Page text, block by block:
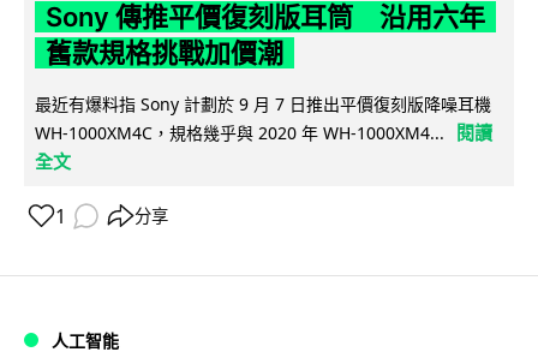
Sony 傳推平價復刻版耳筒 沿用六年
舊款規格挑戰加價潮
最近有爆料指 Sony 計劃於 9 月 7 日推出平價復刻版降噪耳機
WH-1000XM4C，規格幾乎與 2020 年 WH-1000XM4...
閱讀
全文
1 分享
人工智能